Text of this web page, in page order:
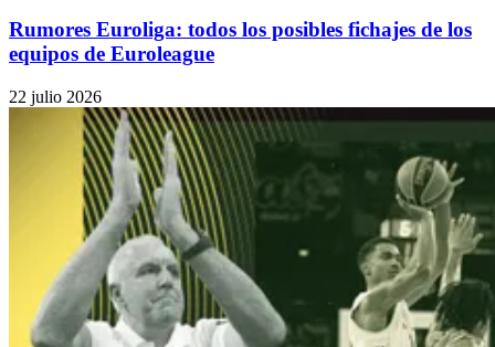
Rumores Euroliga: todos los posibles fichajes de los
equipos de Euroleague
22 julio 2026